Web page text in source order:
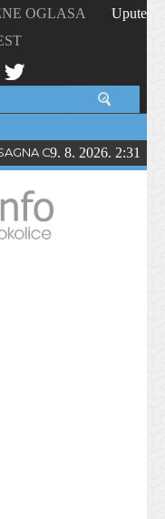
OGLASA
Upute
OBJAVIO NOVI
9. 8. 2026. 2:31